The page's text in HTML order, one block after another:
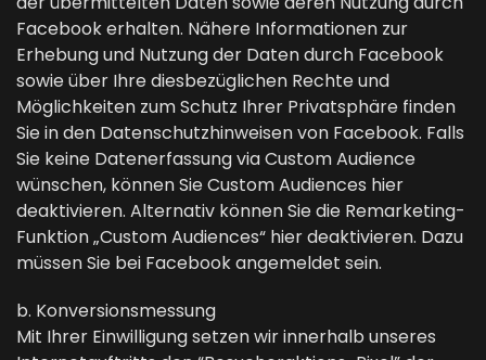
Facebook erhalten. Nähere Informationen zur
Erhebung und Nutzung der Daten durch Facebook
sowie über Ihre diesbezüglichen Rechte und
Möglichkeiten zum Schutz Ihrer Privatsphäre finden
Sie in den Datenschutzhinweisen von Facebook. Falls
Sie keine Datenerfassung via Custom Audience
wünschen, können Sie Custom Audiences hier
deaktivieren. Alternativ können Sie die Remarketing-
Funktion „Custom Audiences“ hier deaktivieren. Dazu
müssen Sie bei Facebook angemeldet sein.
b. Konversionsmessung
Mit Ihrer Einwilligung setzen wir innerhalb unseres